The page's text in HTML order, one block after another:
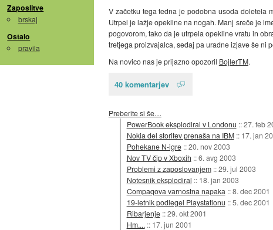
Zaposlitve
brskaj
Ostalo
pravila
V začetku tega tedna je podobna usoda doletela
Utrpel je lažje opekline na nogah. Manj sreče je
pogovorom, tako da je utrpela opekline vratu in
tretjega proizvajalca, sedaj pa uradne izjave še ni
Na novico nas je prijazno opozoril BojlerTM.
40 komentarjev
Preberite si še…
PowerBook eksplodiral v Londonu ::27. feb
Nokia del storitev prenaša na IBM :: 17. jan
Pohekane N-igre ::20. nov 2003
Nov TV čip v Xboxih ::6. avg 2003
Problemi z zaposlovanjem ::29. jul 2003
Notesnik eksplodiral :: 18. jan 2003
Compaqova varnostna napaka ::8. dec 2001
19-letnik podlegel Playstationu ::5. dec 2001
Ribarjenje ::29. okt 2001
Hm.... :: 17. jun 2001